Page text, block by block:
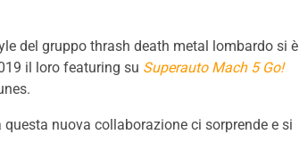
del gruppo thrash death metal lombardo si è
il loro featuring su Superauto Mach 5 Go!
nuova collaborazione ci sorprende e si